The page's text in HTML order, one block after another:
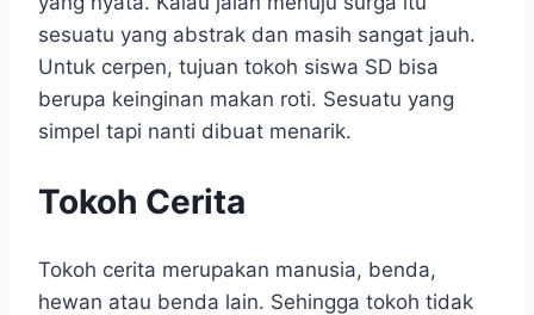
sesuatu yang abstrak dan masih sangat jauh.
Untuk cerpen, tujuan tokoh siswa SD bisa
berupa keinginan makan roti. Sesuatu yang
simpel tapi nanti dibuat menarik.
Tokoh Cerita
Tokoh cerita merupakan manusia, benda,
hewan atau benda lain. Sehingga tokoh tidak